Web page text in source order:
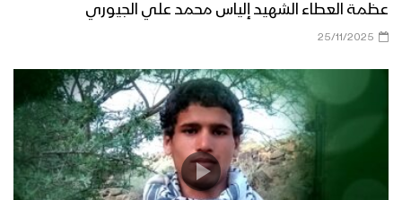
عظمة العطاء الشهيد إلياس محمد علي الجيوري
25/11/2025